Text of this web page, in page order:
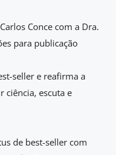
Conce com a Dra.
para publicação
seller e reafirma a
ciência, escuta e
de best-seller com